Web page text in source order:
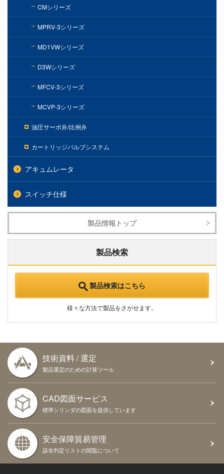
CMシリーズ
MPRV-3シリーズ
MD1VWシリーズ
D3Wシリーズ
MFCV-3シリーズ
MCVP-3シリーズ
油圧サーボ弁/比例弁
カートリッジバルブシステム
アキュムレータ
スイッチ仕様
製品情報トップ
製品検索
製品検索はこちら
様々な方法で製品をさがせます。
技術資料 / 選定
製品選定のための計算ツール
CAD図面サービス
標準シリンダの図面を提供しています
安全保障貿易管理
該非判定リストの閲覧について